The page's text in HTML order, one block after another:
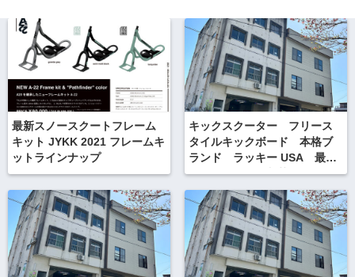
最新スノースクートフレーム
キット JYKK 2021 フレームキ
ットラインナップ
キックスクーター フリース
タイルキックボード 本格ブ
ランド ラッキー USA 最新
モデル パーツ入荷していま
すよ！